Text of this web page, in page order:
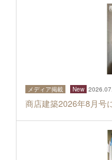
メディア掲載 New
商店建築2026年8月号